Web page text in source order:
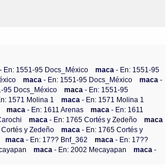
- En: 1551-95 Docs_México maca- En: 1551-95
maca- En: 1551-95 Docs_México maca-
95 Docs_México maca- En: 1551-95
1571 Molina 1 maca- En: 1571 Molina 1
maca- En: 1611 Arenas maca- En: 1611
maca- En: 1765 Cortés y Zedeño
maca
y Zedeño maca- En: 1765 Cortés y
maca- En: 17?? Bnf_362 maca- En: 17??
maca- En: 2002 Mecayapan maca-